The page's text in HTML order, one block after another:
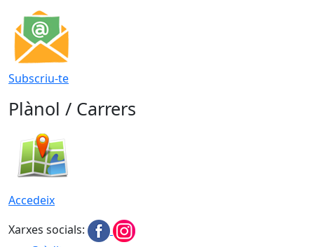
Subscriu-te
Plànol / Carrers
Accedeix
Xarxes socials: